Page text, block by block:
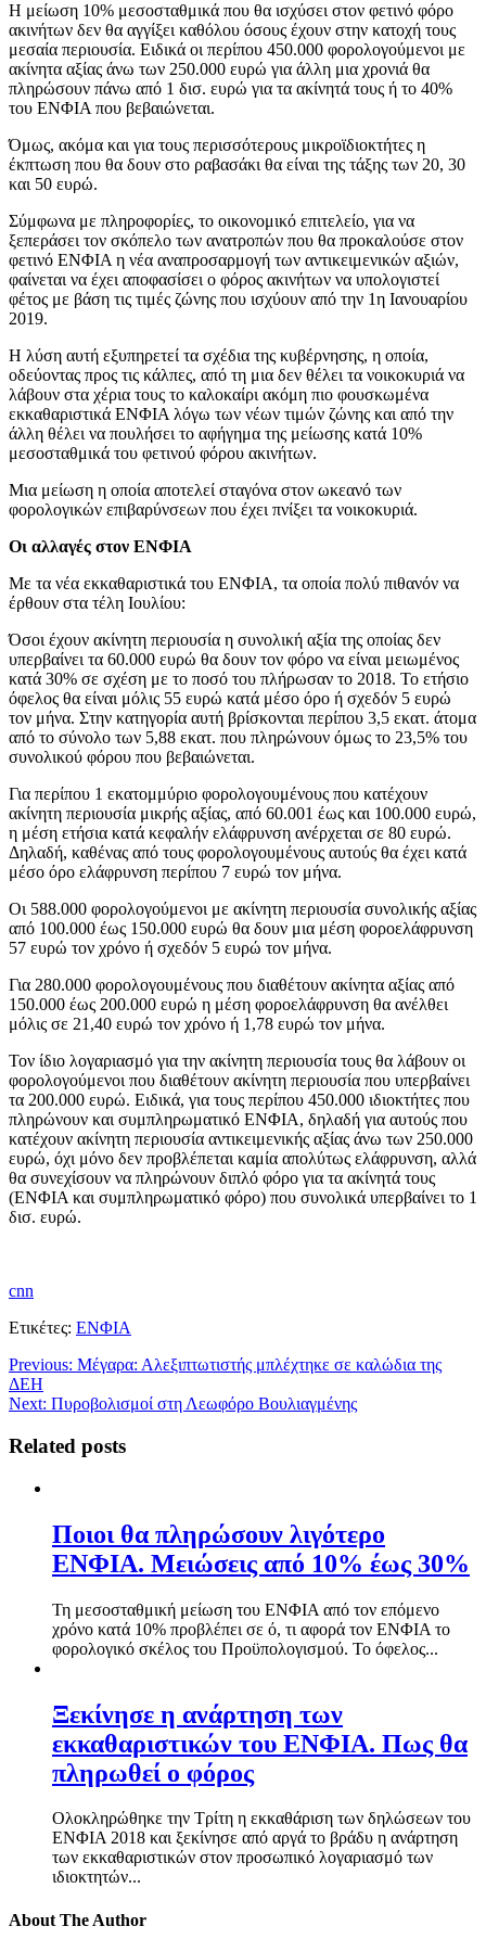
Η μείωση 10% μεσοσταθμικά που θα ισχύσει στον φετινό φόρο
ακινήτων δεν θα αγγίξει καθόλου όσους έχουν στην κατοχή τους
μεσαία περιουσία. Ειδικά οι περίπου 450.000 φορολογούμενοι με
ακίνητα αξίας άνω των 250.000 ευρώ για άλλη μια χρονιά θα
πληρώσουν πάνω από 1 δισ. ευρώ για τα ακίνητά τους ή το 40%
του ΕΝΦΙΑ που βεβαιώνεται.
Όμως, ακόμα και για τους περισσότερους μικροϊδιοκτήτες η
έκπτωση που θα δουν στο ραβασάκι θα είναι της τάξης των 20, 30
και 50 ευρώ.
Σύμφωνα με πληροφορίες, το οικονομικό επιτελείο, για να
ξεπεράσει τον σκόπελο των ανατροπών που θα προκαλούσε στον
φετινό ΕΝΦΙΑ η νέα αναπροσαρμογή των αντικειμενικών αξιών,
φαίνεται να έχει αποφασίσει ο φόρος ακινήτων να υπολογιστεί
φέτος με βάση τις τιμές ζώνης που ισχύουν από την 1η Ιανουαρίου
2019.
Η λύση αυτή εξυπηρετεί τα σχέδια της κυβέρνησης, η οποία,
οδεύοντας προς τις κάλπες, από τη μια δεν θέλει τα νοικοκυριά να
λάβουν στα χέρια τους το καλοκαίρι ακόμη πιο φουσκωμένα
εκκαθαριστικά ΕΝΦΙΑ λόγω των νέων τιμών ζώνης και από την
άλλη θέλει να πουλήσει το αφήγημα της μείωσης κατά 10%
μεσοσταθμικά του φετινού φόρου ακινήτων.
Μια μείωση η οποία αποτελεί σταγόνα στον ωκεανό των
φορολογικών επιβαρύνσεων που έχει πνίξει τα νοικοκυριά.
Οι αλλαγές στον ΕΝΦΙΑ
Με τα νέα εκκαθαριστικά του ΕΝΦΙΑ, τα οποία πολύ πιθανόν να
έρθουν στα τέλη Ιουλίου:
Όσοι έχουν ακίνητη περιουσία η συνολική αξία της οποίας δεν
υπερβαίνει τα 60.000 ευρώ θα δουν τον φόρο να είναι μειωμένος
κατά 30% σε σχέση με το ποσό του πλήρωσαν το 2018. Το ετήσιο
όφελος θα είναι μόλις 55 ευρώ κατά μέσο όρο ή σχεδόν 5 ευρώ
τον μήνα. Στην κατηγορία αυτή βρίσκονται περίπου 3,5 εκατ. άτομα
από το σύνολο των 5,88 εκατ. που πληρώνουν όμως το 23,5% του
συνολικού φόρου που βεβαιώνεται.
Για περίπου 1 εκατομμύριο φορολογουμένους που κατέχουν
ακίνητη περιουσία μικρής αξίας, από 60.001 έως και 100.000 ευρώ,
η μέση ετήσια κατά κεφαλήν ελάφρυνση ανέρχεται σε 80 ευρώ.
Δηλαδή, καθένας από τους φορολογουμένους αυτούς θα έχει κατά
μέσο όρο ελάφρυνση περίπου 7 ευρώ τον μήνα.
Οι 588.000 φορολογούμενοι με ακίνητη περιουσία συνολικής αξίας
από 100.000 έως 150.000 ευρώ θα δουν μια μέση φοροελάφρυνση
57 ευρώ τον χρόνο ή σχεδόν 5 ευρώ τον μήνα.
Για 280.000 φορολογουμένους που διαθέτουν ακίνητα αξίας από
150.000 έως 200.000 ευρώ η μέση φοροελάφρυνση θα ανέλθει
μόλις σε 21,40 ευρώ τον χρόνο ή 1,78 ευρώ τον μήνα.
Τον ίδιο λογαριασμό για την ακίνητη περιουσία τους θα λάβουν οι
φορολογούμενοι που διαθέτουν ακίνητη περιουσία που υπερβαίνει
τα 200.000 ευρώ. Ειδικά, για τους περίπου 450.000 ιδιοκτήτες που
πληρώνουν και συμπληρωματικό ΕΝΦΙΑ, δηλαδή για αυτούς που
κατέχουν ακίνητη περιουσία αντικειμενικής αξίας άνω των 250.000
ευρώ, όχι μόνο δεν προβλέπεται καμία απολύτως ελάφρυνση, αλλά
θα συνεχίσουν να πληρώνουν διπλό φόρο για τα ακίνητά τους
(ΕΝΦΙΑ και συμπληρωματικό φόρο) που συνολικά υπερβαίνει το 1
δισ. ευρώ.
cnn
Ετικέτες: ΕΝΦΙΑ
Previous: Μέγαρα: Αλεξιπτωτιστής μπλέχτηκε σε καλώδια της
ΔΕΗ
Next: Πυροβολισμοί στη Λεωφόρο Βουλιαγμένης
Related posts
Ποιοι θα πληρώσουν λιγότερο
ΕΝΦΙΑ. Μειώσεις από 10% έως 30%
Τη μεσοσταθμική μείωση του ΕΝΦΙΑ από τον επόμενο
χρόνο κατά 10% προβλέπει σε ό, τι αφορά τον ΕΝΦΙΑ το
φορολογικό σκέλος του Προϋπολογισμού. Το όφελος...
Ξεκίνησε η ανάρτηση των
εκκαθαριστικών του ΕΝΦΙΑ. Πως θα
πληρωθεί ο φόρος
Ολοκληρώθηκε την Τρίτη η εκκαθάριση των δηλώσεων του
ΕΝΦΙΑ 2018 και ξεκίνησε από αργά το βράδυ η ανάρτηση
των εκκαθαριστικών στον προσωπικό λογαριασμό των
ιδιοκτητών...
About The Author